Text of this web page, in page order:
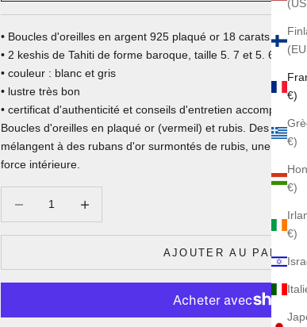
€)
€)
€)
€)
• Boucles d'oreilles en argent 925 plaqué or 18 carats et
• 2 keshis de Tahiti de forme baroque, taille 5. 7 et 5. 6 mm
• couleur : blanc et gris
• lustre très bon
• certificat d'authenticité et conseils d'entretien
Boucles d'oreilles en plaqué or (vermeil) et rubis. Des
mélangent à des rubans d'or surmontés de rubis, une
force intérieure.
AJOUTER AU PANIER